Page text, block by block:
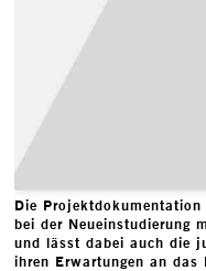
Die
bei der Neueinstudierung
und lässt dabei auch die
ihren Erwartungen an